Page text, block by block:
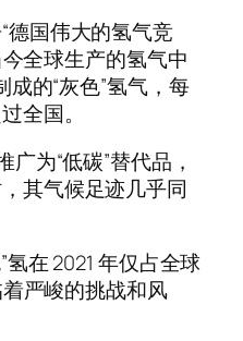
德国伟大的氢气竞
全球生产的氢气中
的“灰色”氢气，每
全国。
广为“低碳”替代品，
其气候足迹几乎同
氢在 2021 年仅占全球
严峻的挑战和风